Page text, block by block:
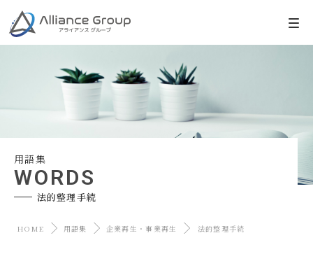
用語集
WORDS
法的整理手続
HOME 用語集 企業再生・事業再生 法的整理手続